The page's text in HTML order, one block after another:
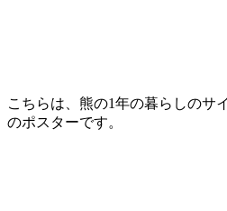
こちらは、熊の1年の暮らしのサ
のポスターです。